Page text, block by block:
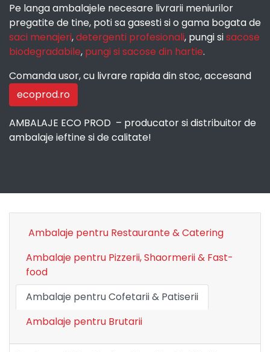
Pe langa ambalajele necesare livrarii meniurilor
pregatite de tine, poti sa gasesti si o gama bogata de
saci menajeri,detergenti profesionali, pungi sisacose
biodegradabile, pungi si sacose din hartie.
Comanda usor, cu livrare rapida din stoc, accesand
ecoprod.ro
AMBALAJE ECO PROD – producator si distribuitor de
ambalaje ieftine si de calitate!
Ambalaje pentru Restaurante & Catering
Ambalaje pentru Pizzerii, Shaormerii & Fast-
food
Ambalaje pentru Cofetarii & Patiserii
Ambalaje pentru Brutarii